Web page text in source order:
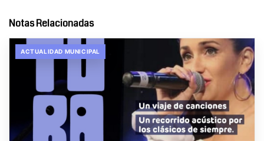
Notas Relacionadas
ACTUALIDAD MUNICIPAL